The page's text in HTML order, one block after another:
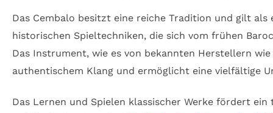
Das Cembalo besitzt eine reiche Tradition und gilt
historischen Spieltechniken, die sich vom frühen
Das Instrument, wie es von bekannten Herstellern
authentischem Klang und ermöglicht eine vielfältige
Das Lernen und Spielen klassischer Werke fördert